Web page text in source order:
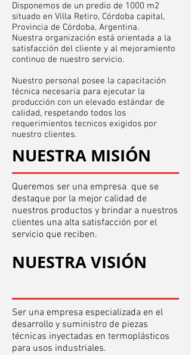
Disponemos de un predio de 1000 m2
situado en Villa Retiro, Córdoba capital,
Provincia de Córdoba, Argentina.
Nuestra organización está orientada a la
satisfacción del cliente y al mejoramiento
continuo de nuestro servicio.
Nuestro personal posee la capacitación
técnica necesaria para ejecutar la
producción con un elevado estándar de
calidad, respetando todos los
requerimientos tecnicos exigidos por
nuestro clientes.
NUESTRA MISIÓN
Queremos ser una empresa que se
destaque por la mejor calidad de
nuestros productos y brindar a nuestros
clientes una alta satisfacción por el
servicio que reciben.
NUESTRA VISIÓN
Ser una empresa especializada en el
desarrollo y suministro de piezas
técnicas inyectadas en termoplásticos
para usos industriales.